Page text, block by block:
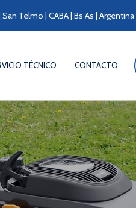
Telmo | CABA | Bs As | Argentina
TÉCNICO CONTACTO